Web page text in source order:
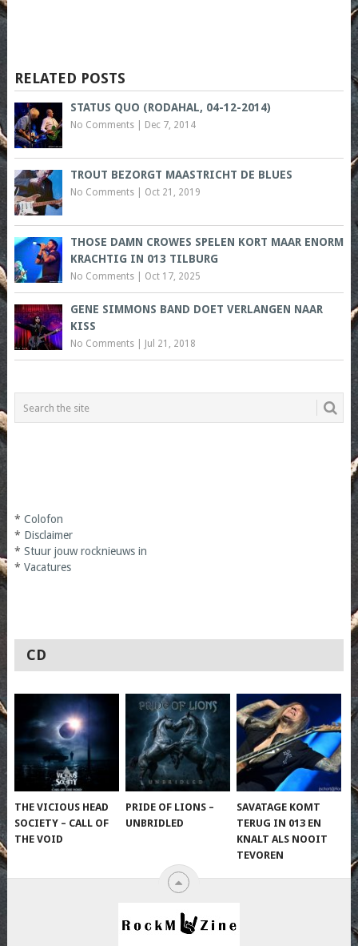
RELATED POSTS
STATUS QUO (RODAHAL, 04-12-2014)
No Comments| Dec 7, 2014
TROUT BEZORGT MAASTRICHT DE BLUES
No Comments| Oct 21, 2019
THOSE DAMN CROWES SPELEN KORT MAAR ENORM
KRACHTIG IN 013 TILBURG
No Comments| Oct 17, 2025
GENE SIMMONS BAND DOET VERLANGEN NAAR
KISS
No Comments| Jul 21, 2018
* Colofon
* Disclaimer
* Stuur jouw rocknieuws in
* Vacatures
CD
THE VICIOUS HEAD
SOCIETY – CALL OF
THE VOID
PRIDE OF LIONS –
UNBRIDLED
SAVATAGE KOMT
TERUG IN 013 EN
KNALT ALS NOOIT
TEVOREN